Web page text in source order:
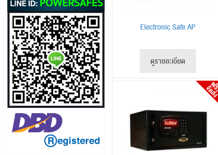
Electronic Safe AP
ดูรายละเอียด